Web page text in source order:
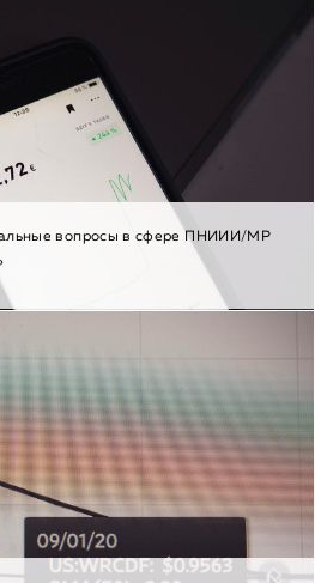
вопросы в сфере ПНИИИ/МР